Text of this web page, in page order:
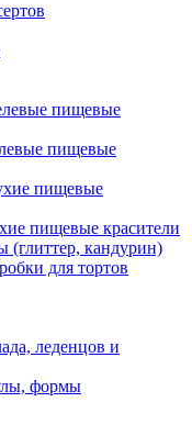
пищевые
пищевые
пищевые
пищевые красители
кандурин)
для тортов
леденцов и
формы